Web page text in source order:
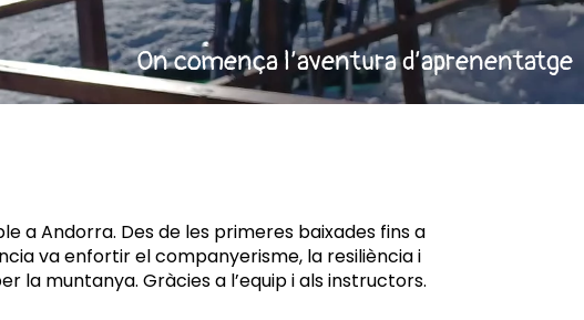
On comença l’aventura d’aprenentatge
a Andorra. Des de les primeres baixades fins a
va enfortir el companyerisme, la resiliència i
la muntanya. Gràcies a l’equip i als instructors.